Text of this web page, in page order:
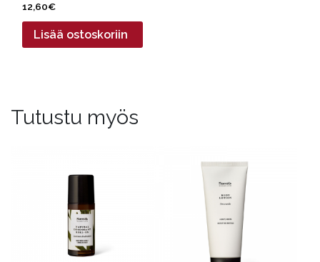
12,60€
Lisää ostoskoriin
Tutustu myös